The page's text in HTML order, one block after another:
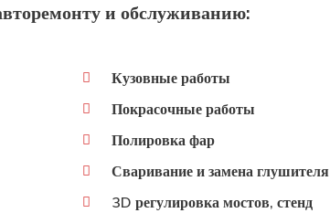
и обслуживанию:
Кузовные работы
Покрасочные работы
Полировка фар
Сваривание и замена глушителя
3D регулировка мостов, стенд